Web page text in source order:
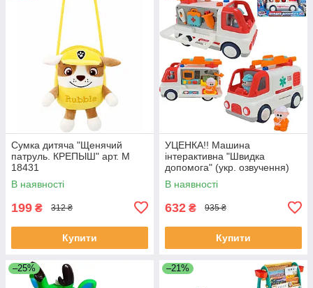
Сумка дитяча "Щенячий
патруль. КРЕПЫШ" арт. M
18431
В наявності
199 ₴ 312 ₴
Купити
УЦЕНКА!! Машина
інтерактивна "Швидка
допомога" (укр. озвучення)
арт. 46349
В наявності
632 ₴ 935 ₴
Купити
–25% –21%